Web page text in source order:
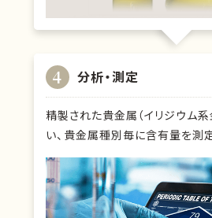
4 分析・測定
精製された貴金属（イリジウム
い、貴金属種別毎に含有量を測